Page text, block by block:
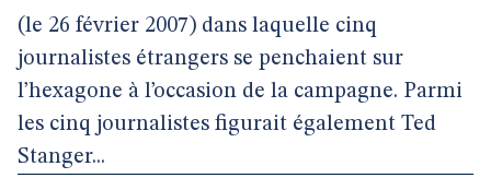
(le 26 février 2007) dans laquelle cinq
journalistes étrangers se penchaient sur
l’hexagone à l’occasion de la campagne. Parmi
les cinq journalistes figurait également Ted
Stanger...